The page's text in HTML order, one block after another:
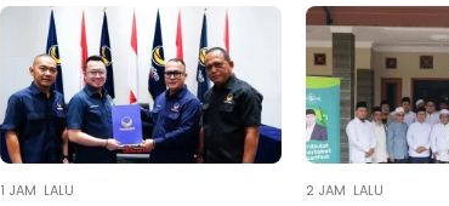
1 JAM LALU 2 JAM LALU